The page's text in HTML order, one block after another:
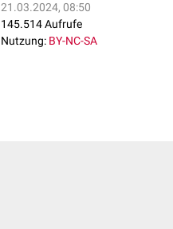
21.03.2024, 08:50
145.514 Aufrufe
Nutzung: BY-NC-SA